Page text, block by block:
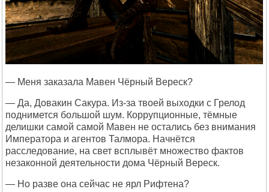
— Меня заказала Мавен Чёрный Вереск?
— Да, Довакин Сакура. Из-за твоей выходки с Грелод
поднимется большой шум. Коррупционные, тёмные
делишки самой самой Мавен не остались без внимания
Императора и агентов Талмора. Начнётся
расследование, на свет всплывёт множество фактов
незаконной деятельности дома Чёрный Вереск.
— Но разве она сейчас не ярл Рифтена?